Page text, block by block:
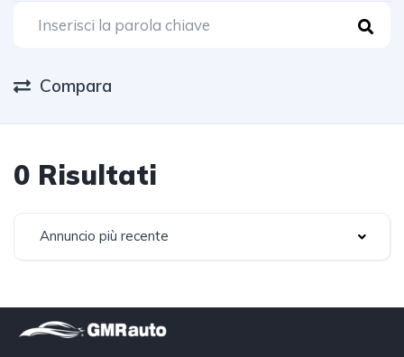
Compara
0 Risultati
Annuncio più recente